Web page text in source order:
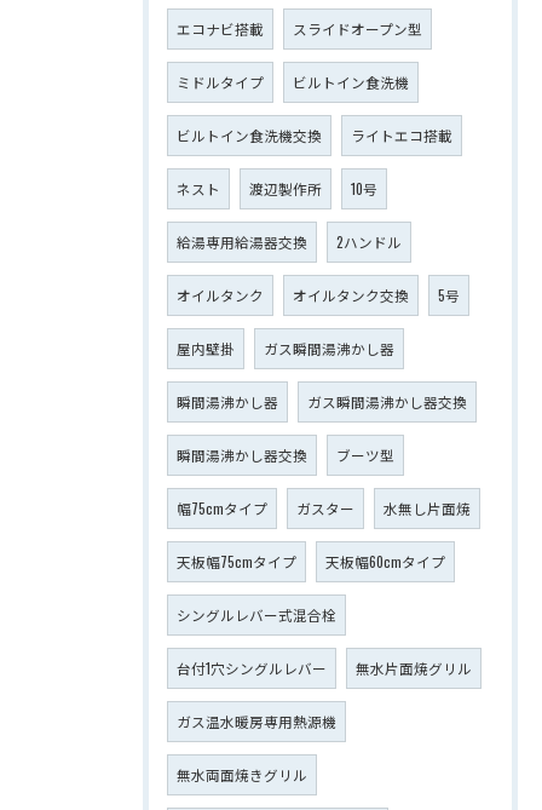
エコナビ搭載 スライドオープン型
ミドルタイプ ビルトイン食洗機
ビルトイン食洗機交換 ライトエコ搭載
ネスト 渡辺製作所 10号
給湯専用給湯器交換 2ハンドル
オイルタンク オイルタンク交換 5号
屋内壁掛 ガス瞬間湯沸かし器
瞬間湯沸かし器 ガス瞬間湯沸かし器交換
瞬間湯沸かし器交換 ブーツ型
幅75cmタイプ ガスター 水無し片面焼
天板幅75cmタイプ 天板幅60cmタイプ
シングルレバー式混合栓
台付1穴シングルレバー 無水片面焼グリル
ガス温水暖房専用熱源機
無水両面焼きグリル